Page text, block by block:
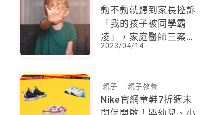
動不動就聽到家長控訴
「我的孩子被同學霸
凌」，家庭醫師三案例
解釋：這並非霸凌，不
2023/04/14
親子 親子教養
Nike官網童鞋7折週末